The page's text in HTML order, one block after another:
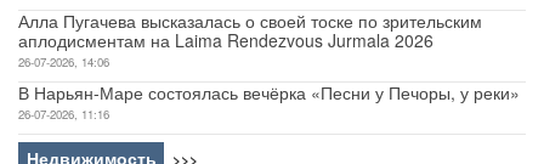
Алла Пугачева высказалась о своей тоске по зрительским
аплодисментам на Laima Rendezvous Jurmala 2026
26-07-2026, 14:06
В Нарьян-Маре состоялась вечёрка «Песни у Печоры, у реки»
26-07-2026, 11:16
Недвижимость >>>